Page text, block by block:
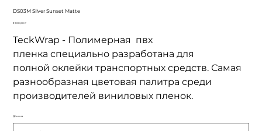
DS03M Silver Sunset Matte
Цена
3 900,00 ₽
TeckWrap - Полимерная пвх
пленка специально разработана для
полной оклейки транспортных средств. Самая
разнообразная цветовая палитра среди
производителей виниловых пленок.
Длинна